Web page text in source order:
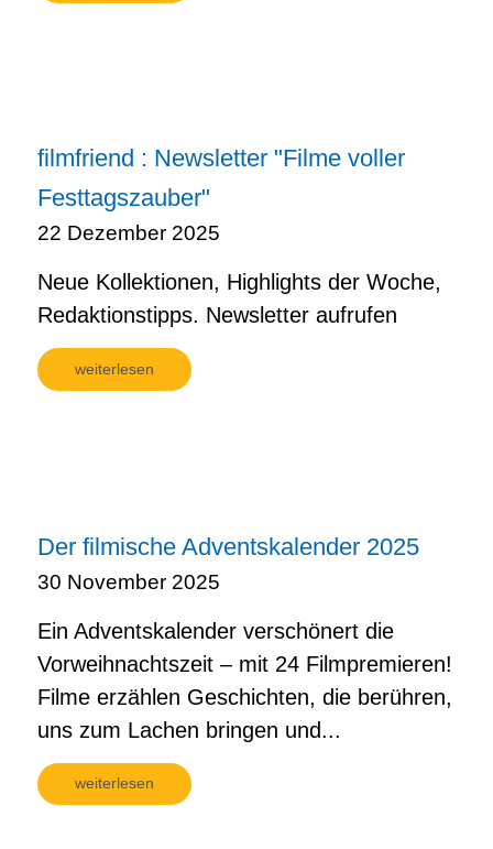
filmfriend : Newsletter "Filme voller
Festtagszauber"
22 Dezember 2025
Neue Kollektionen, Highlights der Woche,
Redaktionstipps. Newsletter aufrufen
weiterlesen
Der filmische Adventskalender 2025
30 November 2025
Ein Adventskalender verschönert die
Vorweihnachtszeit – mit 24 Filmpremieren!
Filme erzählen Geschichten, die berühren,
uns zum Lachen bringen und...
weiterlesen